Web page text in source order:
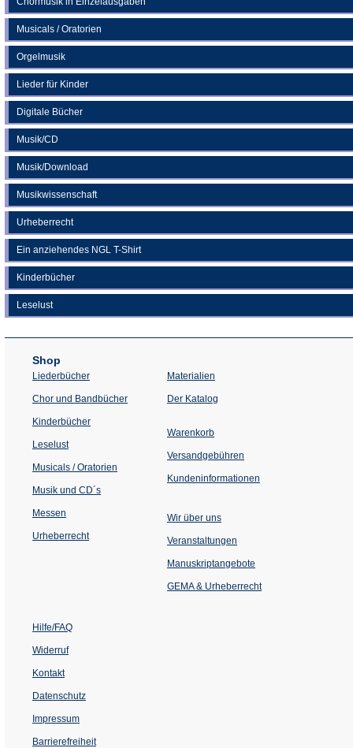
Musicals / Oratorien
Orgelmusik
Lieder für Kinder
Digitale Bücher
Musik/CD
Musik/Download
Musikwissenschaft
Urheberrecht
Ein anziehendes NGL T-Shirt
Kinderbücher
Leselust
Shop
Liederbücher
Chor und Bandbücher
Kinderbücher
Leselust
Musicals / Oratorien
Musik und CD´s
Messen
Urheberrecht
Materialien
Der Katalog
Warenkorb
Versandgebühren
Kundeninformationen
Wir über uns
Veranstaltungen
einem
Tab)
Manuskriptangebote
GEMA & Urheberrecht
Hilfe/FAQ
Widerruf
Kontakt
Datenschutz
Impressum
Barrierefreiheit